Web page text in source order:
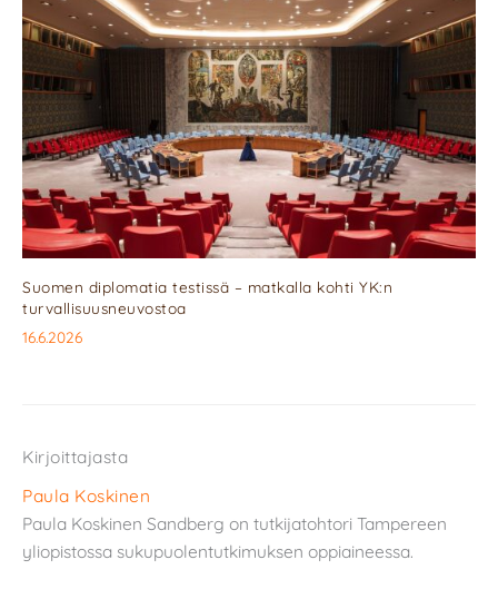
Suomen diplomatia testissä – matkalla kohti YK:n
turvallisuusneuvostoa
16.6.2026
Kirjoittajasta
Paula Koskinen
Paula Koskinen Sandberg on tutkijatohtori Tampereen
yliopistossa sukupuolentutkimuksen oppiaineessa.